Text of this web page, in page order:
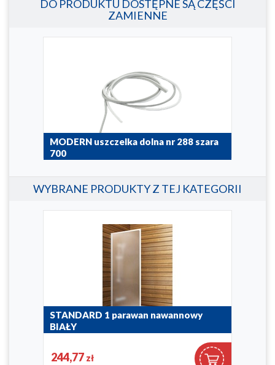
DO PRODUKTU DOSTĘPNE SĄ CZĘŚCI
ZAMIENNE
MODERN uszczelka dolna nr 288 szara
700
051-007-2880700V 051-
WYBRANE PRODUKTY Z TEJ KATEGORII
STANDARD 1 parawan nawannowy
BIAŁY
244,77 zł